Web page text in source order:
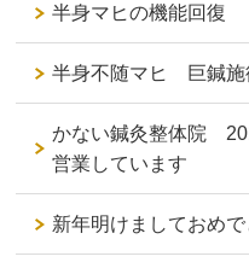
半身マヒの機能回復
半身不随マヒ 巨鍼施
かない鍼灸整体院
営業しています
新年明けましておめで